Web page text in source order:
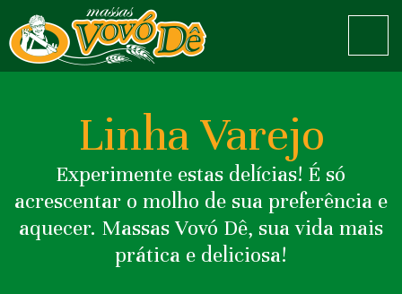
EMPRESA
PRODUTOS
LINHA VAREJO
PRODUTOS
LINHA PROFISSIONAL
Linha Varejo
Experimente estas delícias! É só
acrescentar o molho de sua preferência e
aquecer. Massas Vovó Dê, sua vida mais
prática e deliciosa!